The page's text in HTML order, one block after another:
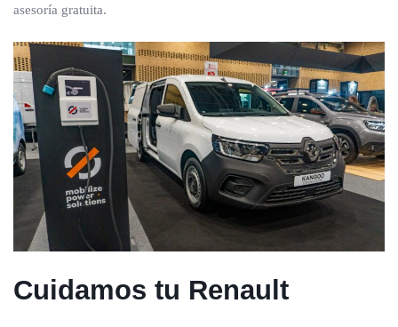
asesoría gratuita.
Cuidamos tu Renault